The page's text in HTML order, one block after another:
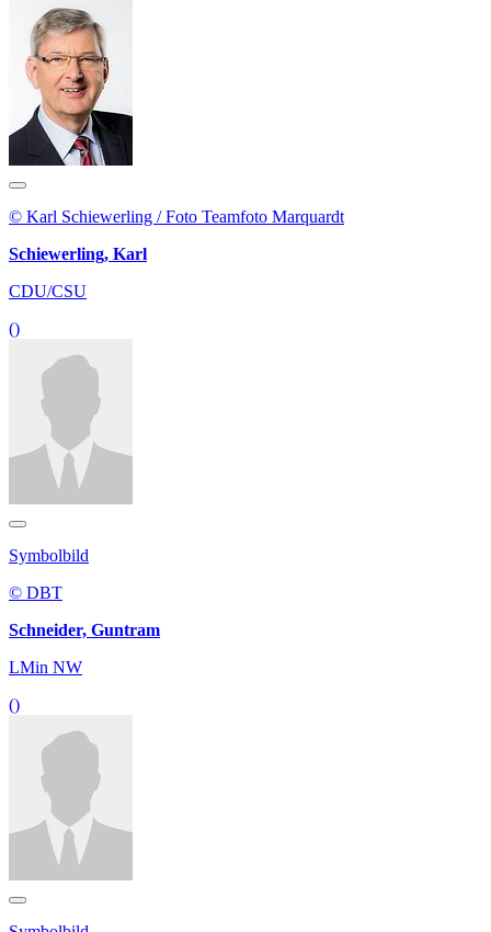
© Karl Schiewerling / Foto Teamfoto Marquardt
Schiewerling, Karl
CDU/CSU
()
Symbolbild
© DBT
Schneider, Guntram
LMin NW
()